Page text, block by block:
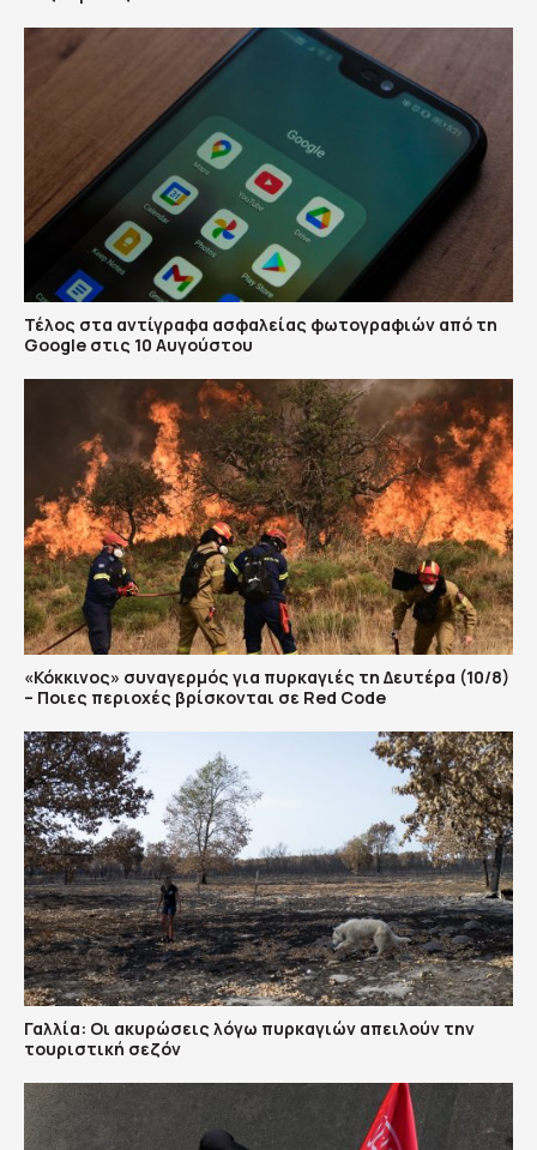
Τέλος στα αντίγραφα ασφαλείας φωτογραφιών από τη
Google στις 10 Αυγούστου
«Κόκκινος» συναγερμός για πυρκαγιές τη Δευτέρα (10/8)
– Ποιες περιοχές βρίσκονται σε Red Code
Γαλλία: Οι ακυρώσεις λόγω πυρκαγιών απειλούν την
τουριστική σεζόν